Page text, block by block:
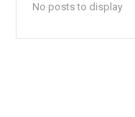
No posts to display